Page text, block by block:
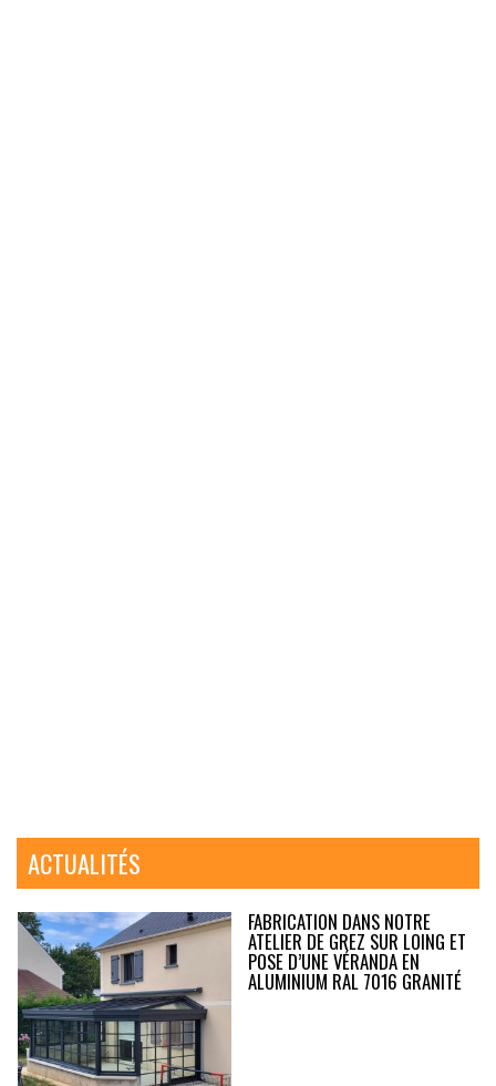
ACTUALITÉS
FABRICATION DANS NOTRE
ATELIER DE GREZ SUR LOING ET
POSE D’UNE VÉRANDA EN
ALUMINIUM RAL 7016 GRANITÉ